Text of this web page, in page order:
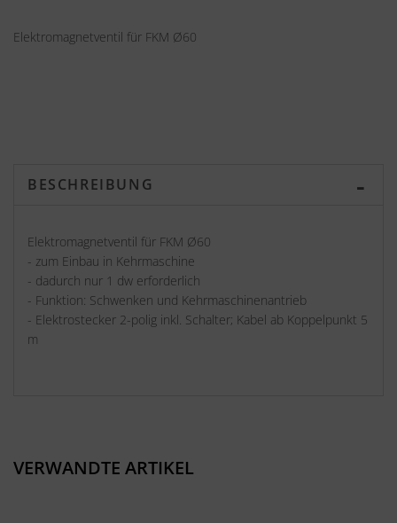
Elektromagnetventil für FKM Ø60
BESCHREIBUNG
Elektromagnetventil für FKM Ø60
- zum Einbau in Kehrmaschine
- dadurch nur 1 dw erforderlich
- Funktion: Schwenken und Kehrmaschinenantrieb
- Elektrostecker 2-polig inkl. Schalter; Kabel ab Koppelpunkt 5
m
VERWANDTE ARTIKEL